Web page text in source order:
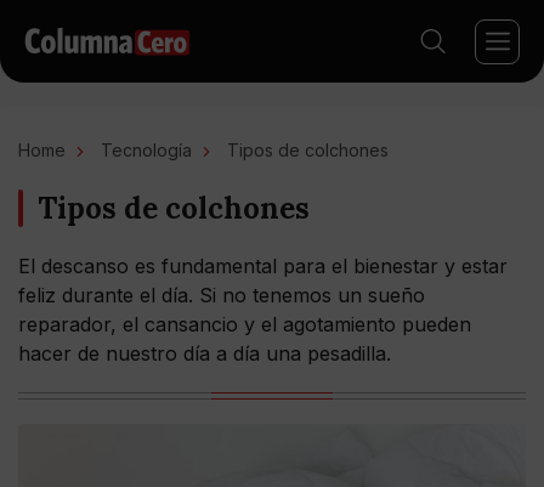
Home Tecnología Tipos de colchones
Tipos de colchones
El descanso es fundamental para el bienestar y estar
feliz durante el día. Si no tenemos un sueño
reparador, el cansancio y el agotamiento pueden
hacer de nuestro día a día una pesadilla.